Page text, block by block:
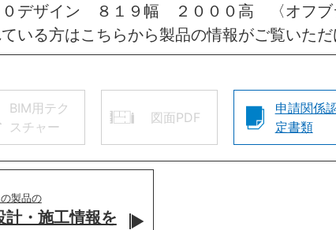
デザイン ８１９幅 ２０００高 〈オフ
る方はこちらから製品の情報がご覧いただ
BIM用テク
スチャー
図面PDF
申請関係
定書類
の製品の
計・施工情報を